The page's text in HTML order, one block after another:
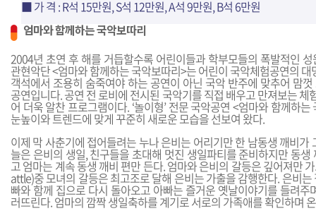
■ 가 격 : R석 15만원, S석 12만원, A석 9만원, B석 6만원
엄마와 함께하는 국악보따리
2004년 초연 후 해를 거듭할수록 어린이들과 학부모들의 폭발적인
관현악단 <엄마와 함께하는 국악보따리>는 어린이 국악체험공연의 대
객석에서 조용히 숨죽여야 하는 공연이 아닌 국악 반주에 맞추어 맘
공연입니다. 공연 전 로비에 전시된 국악기를 직접 배우고 만져보는 체
어 더욱 알찬 프로그램이다. ‘놀이형’ 전문 국악공연 <엄마와 함께하
눈높이와 트렌드에 맞게 꾸준히 새로운 모습을 선보여 왔다.
이제 막 사춘기에 접어들려는 누나 은비는 어리기만 한 남동생 깨비가
늘은 은비의 생일, 친구들을 초대해 멋진 생일파티를 준비하지만 동
고 엄마는 계속 동생 깨비 편만 든다. 엄마와 은비의 갈등은 깊어져만
attle)중 모녀의 갈등은 최고조로 달해 은비는 가출을 감행한다. 은비
빠와 함께 집으로 다시 돌아오고 아빠는 즐거운 옛날이야기를 들려주
러뜨린다. 엄마의 깜짝 생일축하를 계기로 서로의 가족애를 확인하며